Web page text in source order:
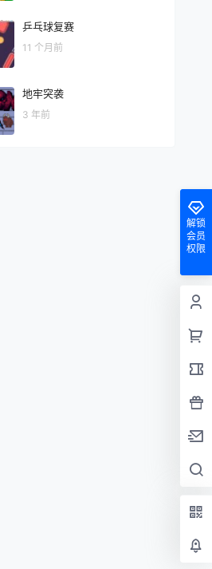
乒乓球复赛
11 个月前
地牢突袭
3 年前
解锁
会员
权限